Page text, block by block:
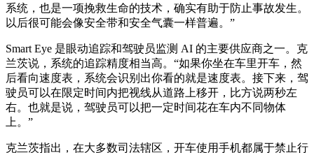
系统，也是一项挽救生命的技术，确实有助于防止事故发生。
以后很可能会像安全带和安全气囊一样普遍。”
Smart Eye 是眼动追踪和驾驶员监测 AI 的主要供应商之一。克
兰茨说，系统的追踪精度相当高。“如果你坐在车里开车，然
后看向速度表，系统会识别出你看的就是速度表。接下来，驾
驶员可以在限定时间内把视线从道路上移开，比方说两秒左
右。也就是说，驾驶员可以把一定时间花在车内不同物体
上。”
克兰茨指出，在大多数司法辖区，开车使用手机都属于禁止行